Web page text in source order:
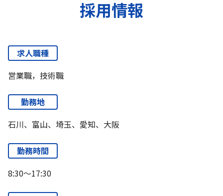
採用情報
求人職種
営業職，技術職
勤務地
石川、富山、埼玉、愛知、大阪
勤務時間
8:30～17:30